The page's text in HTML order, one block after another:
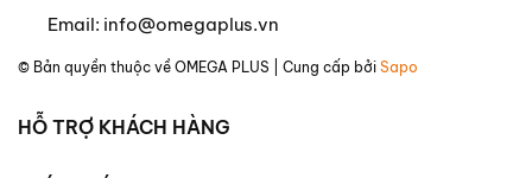
Email: info@omegaplus.vn
© Bản quyền thuộc về OMEGA PLUS | Cung cấp bởi Sapo
HỖ TRỢ KHÁCH HÀNG